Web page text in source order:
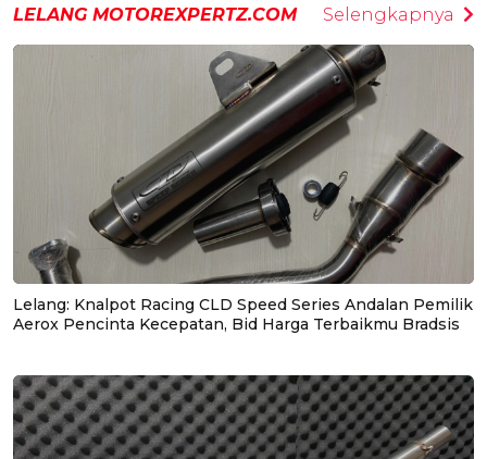
LELANG MOTOREXPERTZ.COM Selengkapnya
Lelang: Knalpot Racing CLD Speed Series Andalan Pemilik
Aerox Pencinta Kecepatan, Bid Harga Terbaikmu Bradsis